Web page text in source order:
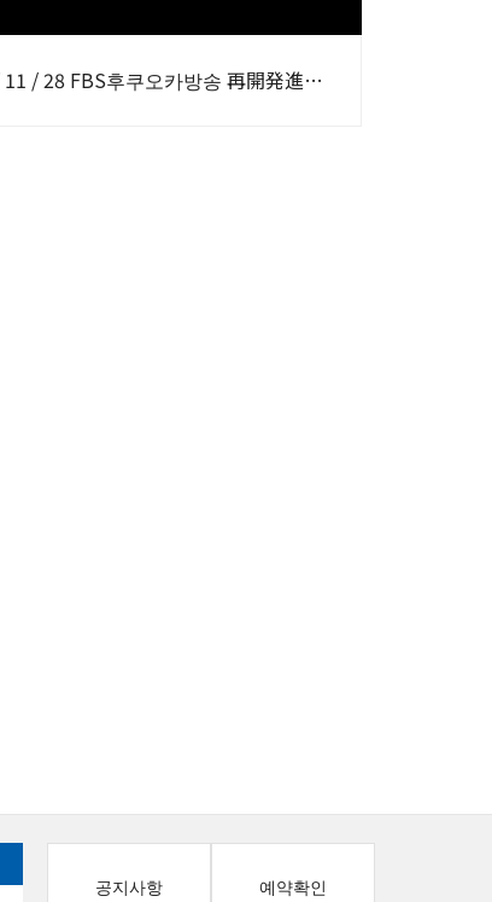
2023 / 11 / 28 FBS후쿠오카방송 再開発進む韓国・釜山と福岡を結ぶ『クイーンビートル』
공지사항 예약확인